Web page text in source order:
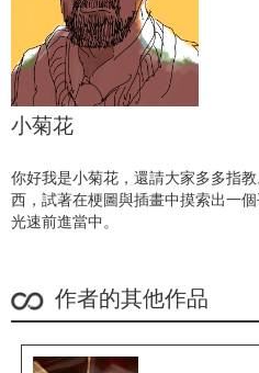
小菊花
你好我是小菊花，還請大家多多指
西，試著在梗圖與插畫中摸索出一
光速前進當中。
作者的其他作品